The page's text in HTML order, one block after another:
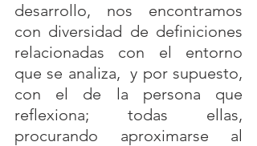
desarrollo, nos encontramos
con diversidad de definiciones
relacionadas con el entorno
que se analiza,  y por supuesto,
con el de la persona que
reflexiona; todas ellas,
procurando aproximarse al